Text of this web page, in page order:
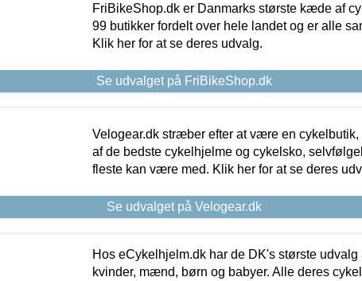
FriBikeShop.dk er Danmarks største kæde af
99 butikker fordelt over hele landet og er alle
Klik her for at se deres udvalg.
Se udvalget på FriBikeShop.dk
Velogear.dk stræber efter at være en cykelbutik,
af de bedste cykelhjelme og cykelsko,
fleste kan være med. Klik her for at se deres
Se udvalget på Velogear.dk
Hos eCykelhjelm.dk har de DK's største udvalg
kvinder, mænd, børn og babyer. Alle deres